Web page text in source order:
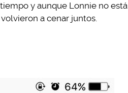
y aunque Lonnie no está
a cenar juntos.